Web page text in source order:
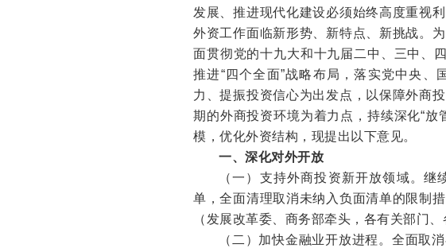
发展、推进现代化建设必须始终高度重视
外资工作面临新形势、新特点、新挑战。
面贯彻党的十九大和十九届二中、三中、
推进“四个全面”战略布局，落实党中央
力、提振投资信心为出发点，以保障外商
期的外商投资环境为着力点，持续深化“
模，优化外资结构，现提出以下意见。
一、深化对外开放
（一）支持外商投资新开放领域。继
单，全面清理取消未纳入负面清单的限制
（发展改革委、商务部牵头，各有关部门
（二）加快金融业开放进程。 全面取